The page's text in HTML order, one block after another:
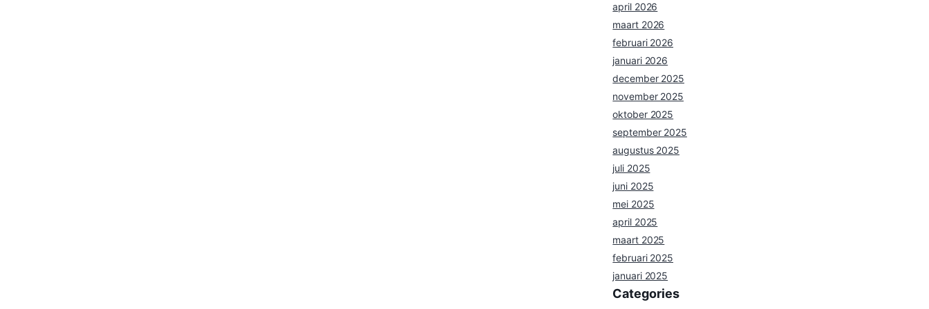
april 2026
maart 2026
februari 2026
januari 2026
december 2025
november 2025
oktober 2025
september 2025
augustus 2025
juli 2025
juni 2025
mei 2025
april 2025
maart 2025
februari 2025
januari 2025
Categories